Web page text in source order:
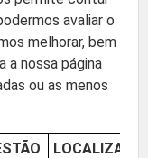
avaliar o
melhorar, bem
a nossa página
ou as menos